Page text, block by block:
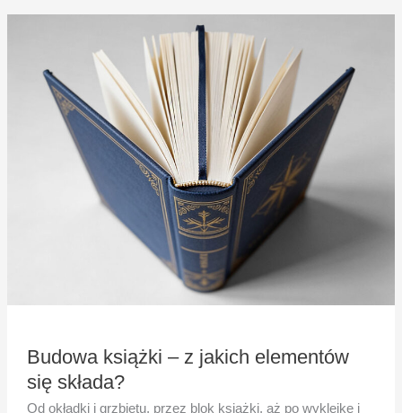
Budowa książki – z jakich elementów
się składa?
Od okładki i grzbietu, przez blok książki, aż po wyklejkę i
jakich
elementów